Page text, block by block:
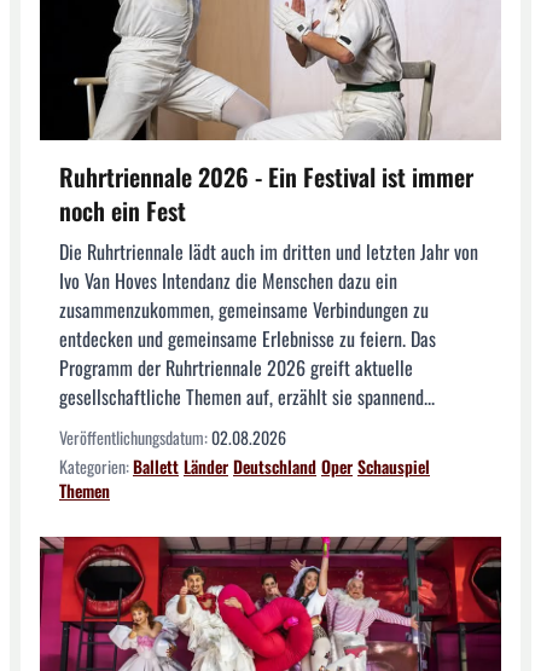
Ruhrtriennale 2026 - Ein Festival ist immer
noch ein Fest
Die Ruhrtriennale lädt auch im dritten und letzten Jahr von
Ivo Van Hoves Intendanz die Menschen dazu ein
zusammenzukommen, gemeinsame Verbindungen zu
entdecken und gemeinsame Erlebnisse zu feiern. Das
Programm der Ruhrtriennale 2026 greift aktuelle
gesellschaftliche Themen auf, erzählt sie spannend...
Veröffentlichungsdatum:02.08.2026
Kategorien:BallettLänderDeutschlandOperSchauspiel
Themen